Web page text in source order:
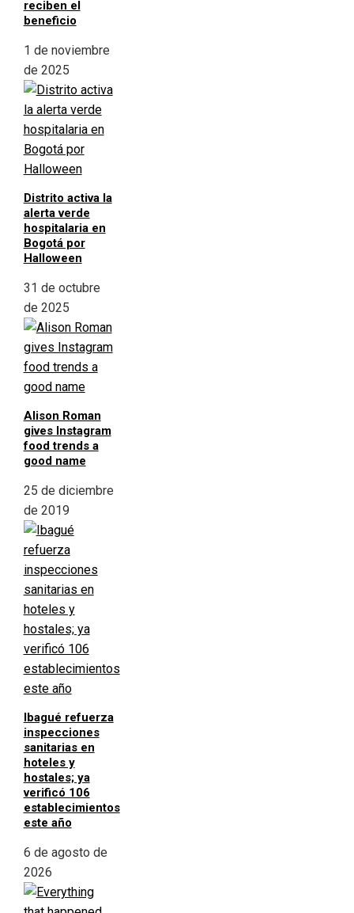
reciben el
beneficio
1 de noviembre
de 2025
Distrito activa la
alerta verde
hospitalaria en
Bogotá por
Halloween
31 de octubre
de 2025
Alison Roman
gives Instagram
food trends a
good name
25 de diciembre
de 2019
Ibagué refuerza
inspecciones
sanitarias en
hoteles y
hostales; ya
verificó 106
establecimientos
este año
6 de agosto de
2026